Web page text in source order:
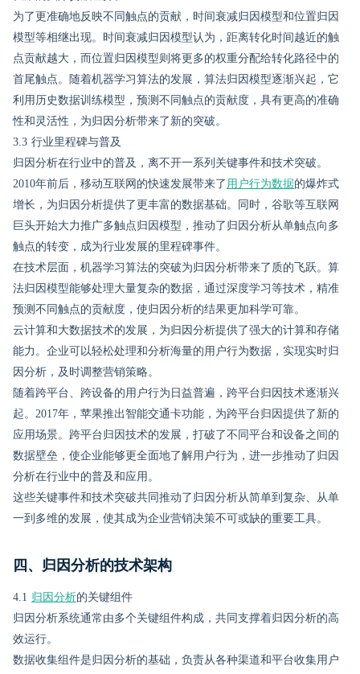
为了更准确地反映不同触点的贡献，时间衰减归因模型和位置归因
模型等相继出现。时间衰减归因模型认为，距离转化时间越近的触
点贡献越大，而位置归因模型则将更多的权重分配给转化路径中的
首尾触点。随着机器学习算法的发展，算法归因模型逐渐兴起，它
利用历史数据训练模型，预测不同触点的贡献度，具有更高的准确
性和灵活性，为归因分析带来了新的突破。
3.3 行业里程碑与普及
归因分析在行业中的普及，离不开一系列关键事件和技术突破。
2010年前后，移动互联网的快速发展带来了 用户行为数据的爆炸式
增长，为归因分析提供了更丰富的数据基础。同时，谷歌等互联网
巨头开始大力推广多触点归因模型，推动了归因分析从单触点向多
触点的转变，成为行业发展的里程碑事件。
在技术层面，机器学习算法的突破为归因分析带来了质的飞跃。算
法归因模型能够处理大量复杂的数据，通过深度学习等技术，精准
预测不同触点的贡献度，使归因分析的结果更加科学可靠。
云计算和大数据技术的发展，为归因分析提供了强大的计算和存储
能力。企业可以轻松处理和分析海量的用户行为数据，实现实时归
因分析，及时调整营销策略。
随着跨平台、跨设备的用户行为日益普遍，跨平台归因技术逐渐兴
起。2017年，苹果推出智能交通卡功能，为跨平台归因提供了新的
应用场景。跨平台归因技术的发展，打破了不同平台和设备之间的
数据壁垒，使企业能够更全面地了解用户行为，进一步推动了归因
分析在行业中的普及和应用。
这些关键事件和技术突破共同推动了归因分析从简单到复杂、从单
一到多维的发展，使其成为企业营销决策不可或缺的重要工具。
四、归因分析的技术架构
4.1 归因分析的关键组件
归因分析系统通常由多个关键组件构成，共同支撑着归因分析的高
效运行。
数据收集组件是归因分析的基础，负责从各种渠道和平台收集用户